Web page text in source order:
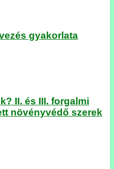
gyakorlata
II. és III. forgalmi
növényvédő szerek